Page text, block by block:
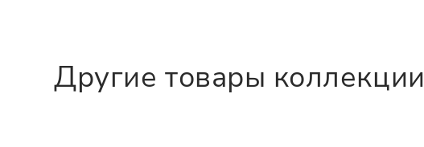
Другие товары коллекции